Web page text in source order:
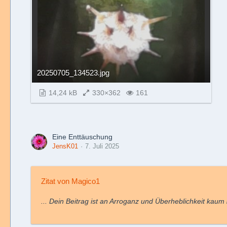
20250705_134523.jpg
14,24 kB 330×362 161
Eine Enttäuschung
JensK01 7. Juli 2025
Zitat von Magico1
... Dein Beitrag ist an Arroganz und Überheblichkeit kaum